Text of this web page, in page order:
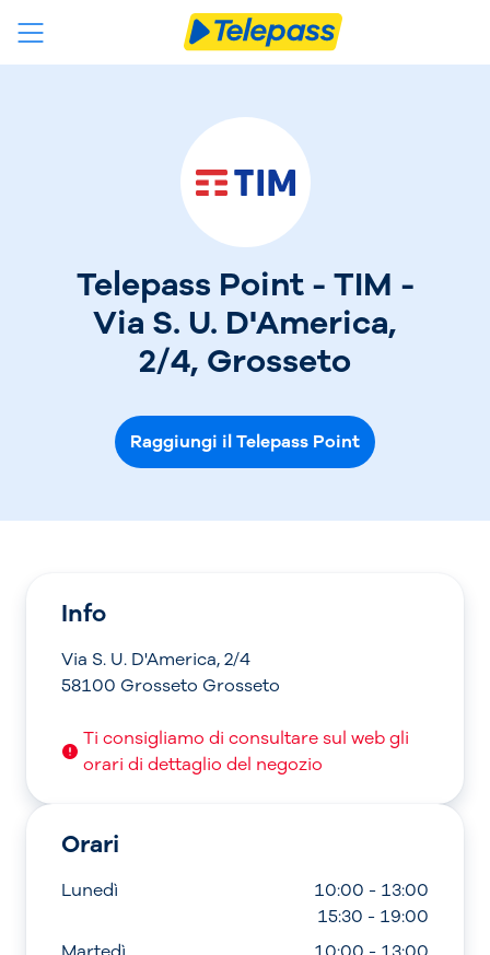
Telepass Point - TIM -
Via S. U. D'America,
2/4, Grosseto
Raggiungi il Telepass Point
Info
Via S. U. D'America, 2/4
58100 Grosseto Grosseto
Ti consigliamo di consultare sul web gli
orari di dettaglio del negozio
Orari
Lunedì
10:00 - 13:00
15:30 - 19:00